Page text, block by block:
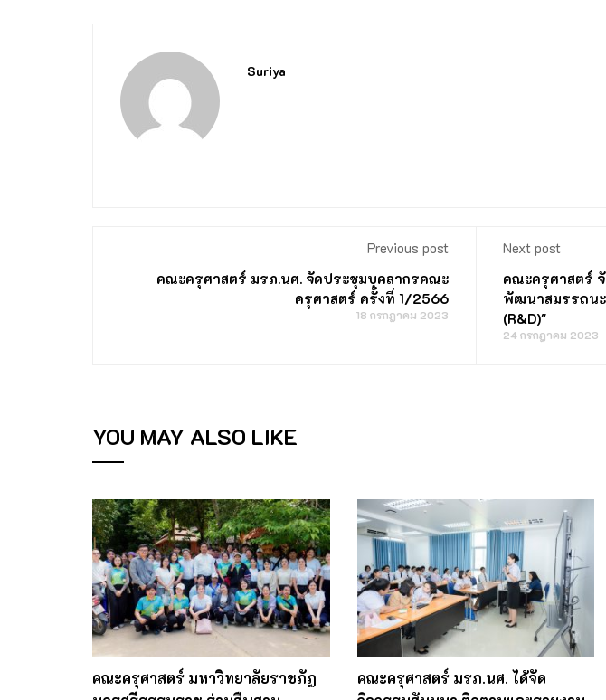
Suriya
Previous post
คณะครุศาสตร์ มรภ.นศ. จัดประชุมบุคลากรคณะ
ครุศาสตร์ ครั้งที่ 1/2566
18 กรกฎาคม 2023
Next post
คณะครุศาสตร์
พัฒนาสมรรถน
(R&D)"
24 กรกฎาคม 2023
YOU MAY ALSO LIKE
คณะครุศาสตร์ มหาวิทยาลัยราชภัฏ
คณะครุศาสตร์ มรภ.นศ. ได้จัด